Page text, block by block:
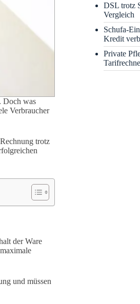
Doch was
Verbraucher
trotz
der Ware
und müssen
DSL trotz
Vergleich
Schufa-
Kredit
Private